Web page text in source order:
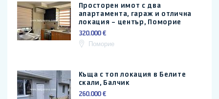
Просторен имот с два
апартамента, гараж и отлична
локация – център, Поморие
320.000 €
Поморие
Къща с топ локация в Белите
скали, Балчик
260.000 €